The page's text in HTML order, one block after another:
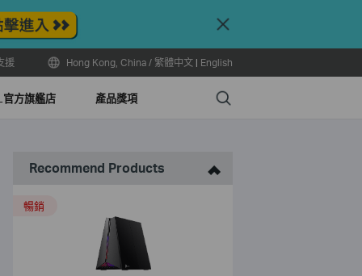
Close
援 Hong Kong, China / 繁體中文 | English
方旗艦店 產品獎項 Search
Recommend Products
暢銷